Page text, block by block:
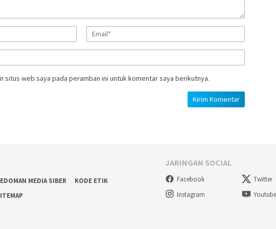
situs web saya pada peramban ini untuk komentar saya berikutnya.
MEDIA SIBER
KODE ETIK
JARINGAN SOCIAL
Facebook Twitter
Instagram
Youtube